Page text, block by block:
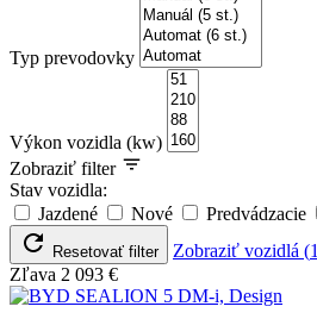
Typ prevodovky
Výkon vozidla (kw)
Zobraziť filter
Stav vozidla:
Jazdené
Nové Predvádzacie
Resetovať filter Zobraziť vozidlá (1
Zľava 2 093 €